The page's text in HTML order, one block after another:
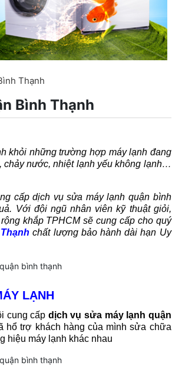
Thạnh
Bình Thạnh
khỏi những trường hợp máy lạnh đang
chảy nước, nhiệt lạnh yếu không lạnh…
cấp dịch vụ sửa máy lạnh quận bình
Với đội ngũ nhân viên kỹ thuật giỏi,
khắp TPHCM sẽ cung cấp cho quý
chất lượng bảo hành dài hạn Uy
LẠNH
cung cấp dịch vụ sửa máy lạnh quận
hổ trợ khách hàng của mình sửa chữa
hiệu máy lạnh khác nhau